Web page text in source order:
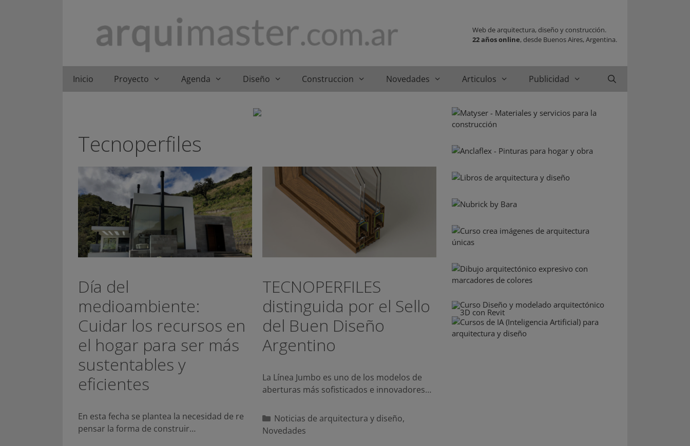
Web de arquitectura, diseño y construcción.
22 años online, desde Buenos Aires, Argentina.
Inicio Proyecto Agenda Diseño Construccion Novedades Articulos Publicidad
Tecnoperfiles
Día del
medioambiente:
Cuidar los recursos en
el hogar para ser más
sustentables y
eficientes
En esta fecha se plantea la necesidad de re
pensar la forma de construir…
TECNOPERFILES
distinguida por el Sello
del Buen Diseño
Argentino
La Línea Jumbo es uno de los modelos de
aberturas más sofisticados e innovadores…
Categorías
Noticias de arquitectura y diseño,
Novedades